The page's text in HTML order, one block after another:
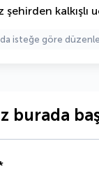
kalkışlı
isteğe göre
burada